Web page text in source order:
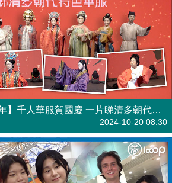
【短片】【國慶75周年】千人華服賀國慶 一片睇清多朝代特色華服
2024-10-20 08:30